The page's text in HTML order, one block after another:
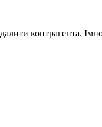
далити контрагента. Імп